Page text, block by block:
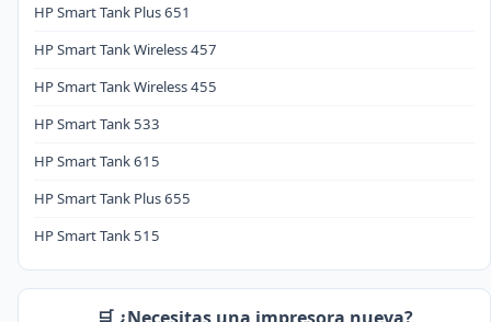
HP Smart Tank Plus 651
HP Smart Tank Wireless 457
HP Smart Tank Wireless 455
HP Smart Tank 533
HP Smart Tank 615
HP Smart Tank Plus 655
HP Smart Tank 515